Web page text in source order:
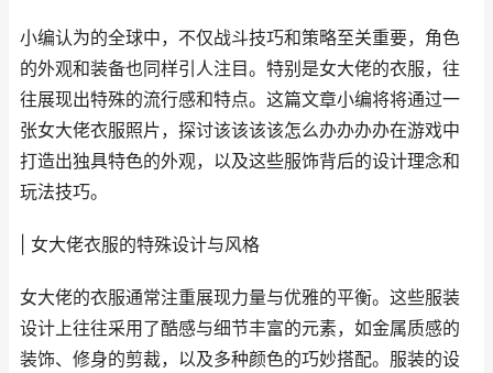
小编认为的全球中，不仅战斗技巧和策略至关重要，角色
的外观和装备也同样引人注目。特别是女大佬的衣服，往
往展现出特殊的流行感和特点。这篇文章小编将将通过一
张女大佬衣服照片，探讨该该该该怎么办办办办在游戏中
打造出独具特色的外观，以及这些服饰背后的设计理念和
玩法技巧。
| 女大佬衣服的特殊设计与风格
女大佬的衣服通常注重展现力量与优雅的平衡。这些服装
设计上往往采用了酷感与细节丰富的元素，如金属质感的
装饰、修身的剪裁，以及多种颜色的巧妙搭配。服装的设